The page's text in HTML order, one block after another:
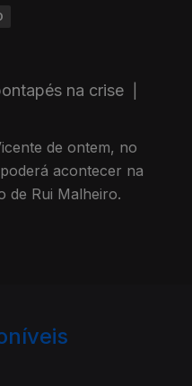
na crise
de ontem, no
acontecer na
de Rui Malheiro.